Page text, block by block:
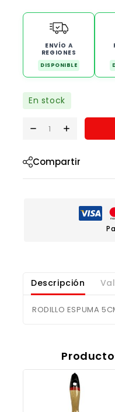
ENVÍO A
REGIONES
DISPONIBLE
En stock
Compartir
Descripción
RODILLO ESPUMA